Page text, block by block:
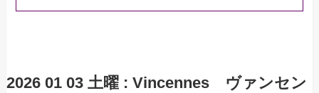
2026 01 03 土曜 : Vincennesヴァンセン